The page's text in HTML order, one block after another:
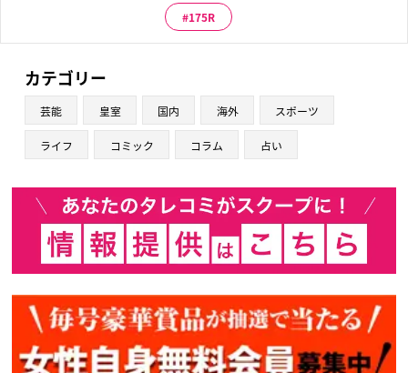
175R
カテゴリー
芸能 皇室 国内 海外 スポーツ
ライフ コミック コラム 占い